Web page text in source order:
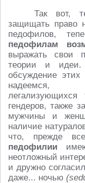
Так вот,
защищать право
педофилов,
педофилам
выражать свои
теории и идеи.
обсуждение
надеемся,
гендеров, также
мужчины и
наличие
что, прежде
педофилии
неотложный
и дружно
даже... ночью